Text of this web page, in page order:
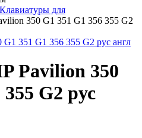
Клавиатуры для
350 G1 351 G1 356 355 G2
Pavilion 350
G2 рус